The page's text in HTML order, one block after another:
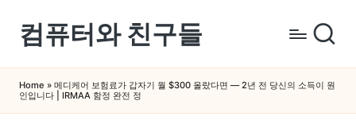
Skip
content
컴퓨터와 친구들
퓨
터
Home » 메디케어 보험료가 갑자기 월 $300 올랐다면 — 2년 전 당신의 소득이 원
인입니다 | IRMAA 함정 완전 정